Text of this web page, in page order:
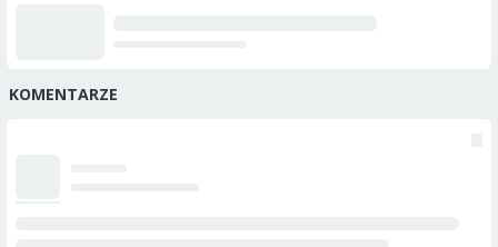
KOMENTARZE